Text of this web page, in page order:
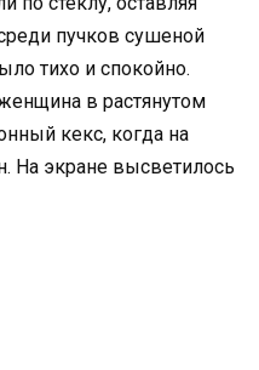
пучков сушеной
тихо и спокойно.
в растянутом
кекс, когда на
На экране высветилось